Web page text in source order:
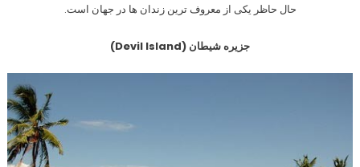
حال حاظر یکی از معروف ترین زندان ها در جهان است.
جزیره شیطان (Devil Island)